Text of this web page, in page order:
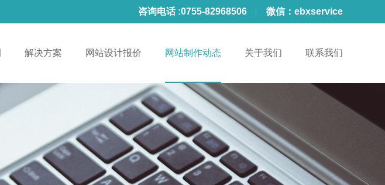
咨询电话 :0755-82968506 微信： ebxservice
解决方案 网站设计报价 网站制作动态 关于我们 联系我们